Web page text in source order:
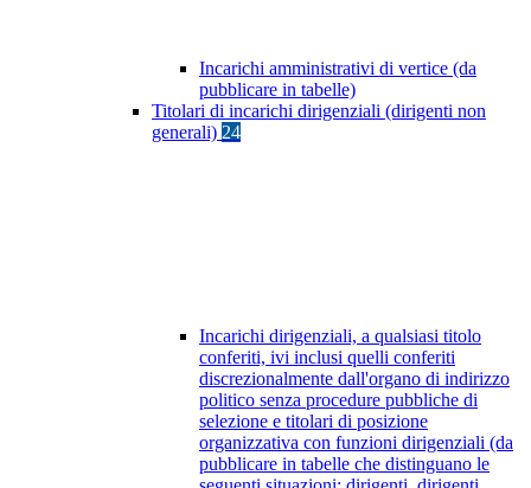
Incarichi amministrativi di vertice (da
pubblicare in tabelle)
Titolari di incarichi dirigenziali (dirigenti non
generali) 24
Incarichi dirigenziali, a qualsiasi titolo
conferiti, ivi inclusi quelli conferiti
discrezionalmente dall'organo di indirizzo
politico senza procedure pubbliche di
selezione e titolari di posizione
organizzativa con funzioni dirigenziali (da
pubblicare in tabelle che distinguano le